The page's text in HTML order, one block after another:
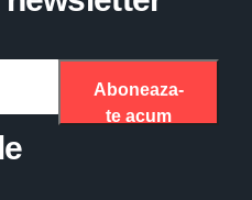
Aboneaza-
te acum